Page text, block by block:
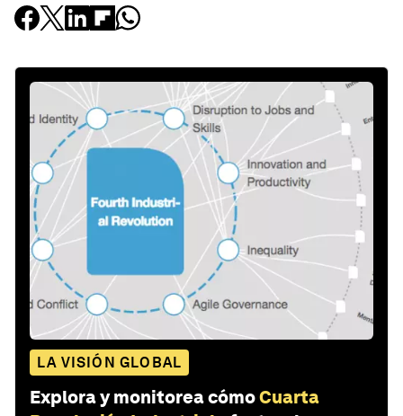
LA VISIÓN GLOBAL
Explora y monitorea cómoCuarta